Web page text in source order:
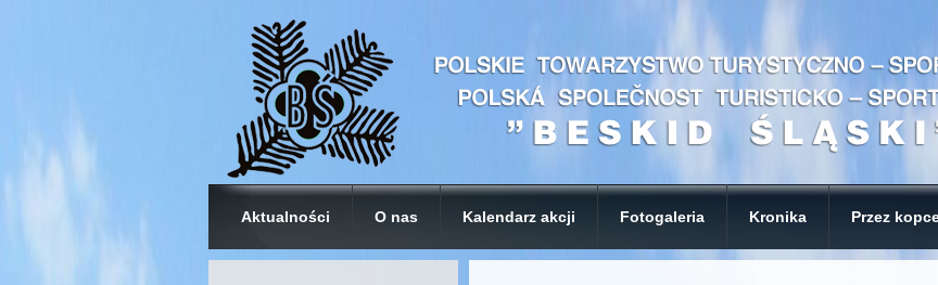
Aktualności O nas Kalendarz akcji Fotogaleria Kronika Przez